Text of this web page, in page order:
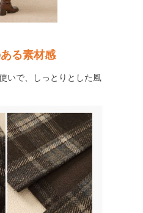
る素材感
いで、しっとりとした風